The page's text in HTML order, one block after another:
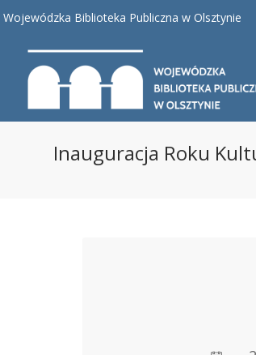
Wojewódzka Biblioteka Publiczna w Olsztynie
Inauguracja Roku